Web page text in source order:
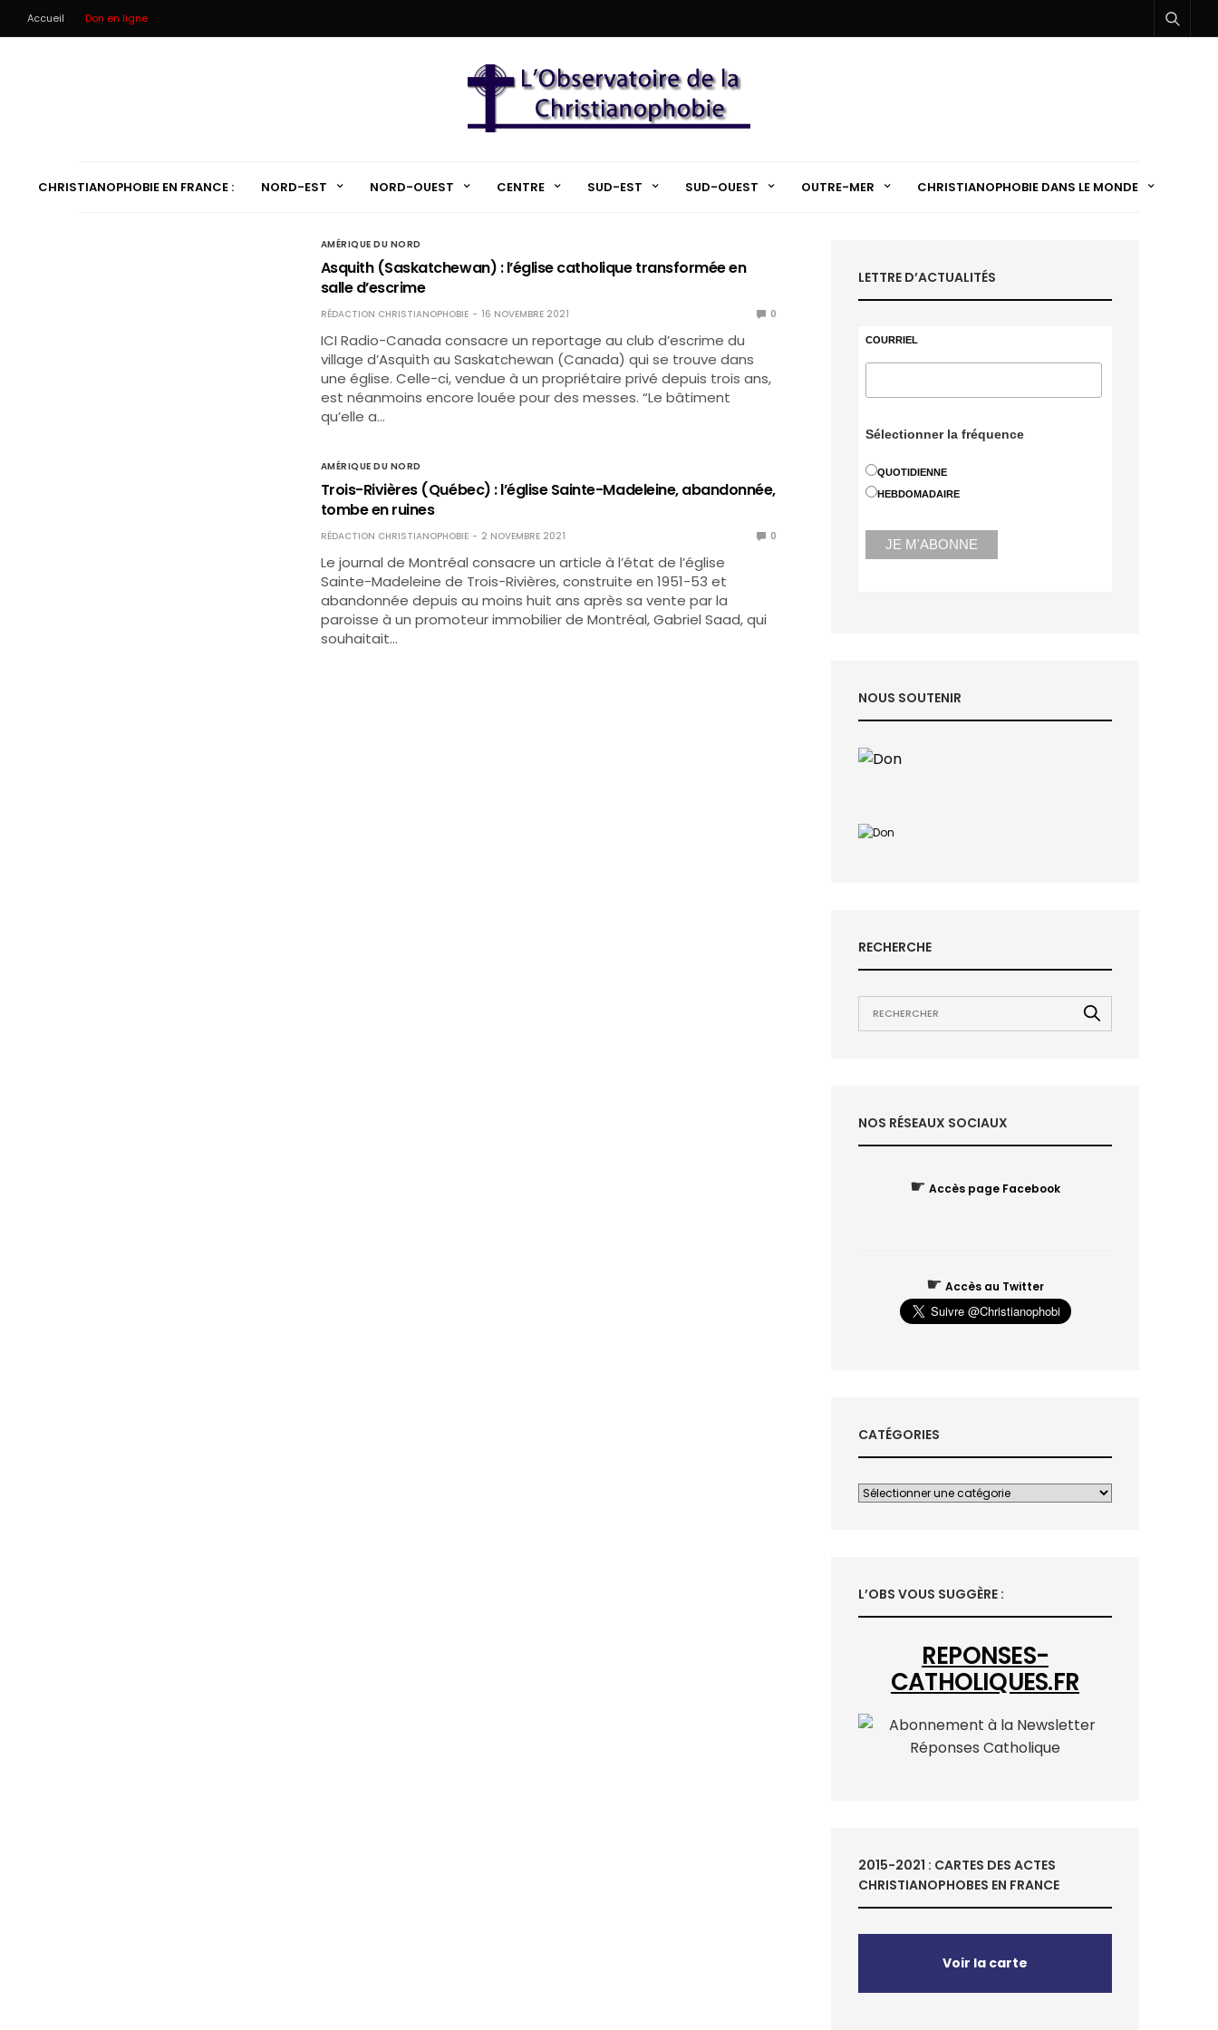
Accueil Don en ligne
CHRISTIANOPHOBIE EN FRANCE : NORD-EST NORD-OUEST CENTRE SUD-EST SUD-OUEST OUTRE-MER CHRISTIANOPHOBIE DANS LE MONDE
AMÉRIQUE DU NORD
Asquith (Saskatchewan) : l’église catholique transformée en
salle d’escrime
RÉDACTION CHRISTIANOPHOBIE 16 NOVEMBRE 2021 0
ICI Radio-Canada consacre un reportage au club d’escrime du
village d’Asquith au Saskatchewan (Canada) qui se trouve dans
une église. Celle-ci, vendue à un propriétaire privé depuis trois ans,
est néanmoins encore louée pour des messes. “Le bâtiment
qu’elle a…
AMÉRIQUE DU NORD
Trois-Rivières (Québec) : l’église Sainte-Madeleine, abandonnée,
tombe en ruines
RÉDACTION CHRISTIANOPHOBIE 2 NOVEMBRE 2021 0
Le journal de Montréal consacre un article à l’état de l’église
Sainte-Madeleine de Trois-Rivières, construite en 1951-53 et
abandonnée depuis au moins huit ans après sa vente par la
paroisse à un promoteur immobilier de Montréal, Gabriel Saad, qui
souhaitait…
LETTRE D’ACTUALITÉS
COURRIEL
Sélectionner la fréquence
QUOTIDIENNE
HEBDOMADAIRE
NOUS SOUTENIR
RECHERCHE
NOS RÉSEAUX SOCIAUX
☛ Accès page Facebook
☛ Accès au Twitter
CATÉGORIES
L’OBS VOUS SUGGÈRE :
REPONSES-
CATHOLIQUES.FR
2015-2021 : CARTES DES ACTES
CHRISTIANOPHOBES EN FRANCE
Voir la carte